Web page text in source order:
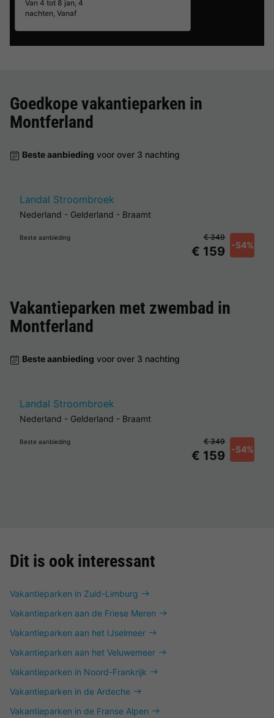
Van 4 tot 8 jan, 4
nachten, Vanaf
Goedkope vakantieparken in
Montferland
Beste aanbieding voor over 3 nachting
Landal Stroombroek
Nederland - Gelderland - Braamt
Beste aanbieding
€ 159 -54%
€ 349
Vakantieparken met zwembad in
Montferland
Beste aanbieding voor over 3 nachting
Landal Stroombroek
Nederland - Gelderland - Braamt
Beste aanbieding
€ 159 -54%
€ 349
Dit is ook interessant
Vakantieparken in Zuid-Limburg
Vakantieparken aan de Friese Meren
Vakantieparken aan het IJselmeer
Vakantieparken aan het Veluwemeer
Vakantieparken in Noord-Frankrijk
Vakantieparken in de Ardeche
Vakantieparken in de Franse Alpen